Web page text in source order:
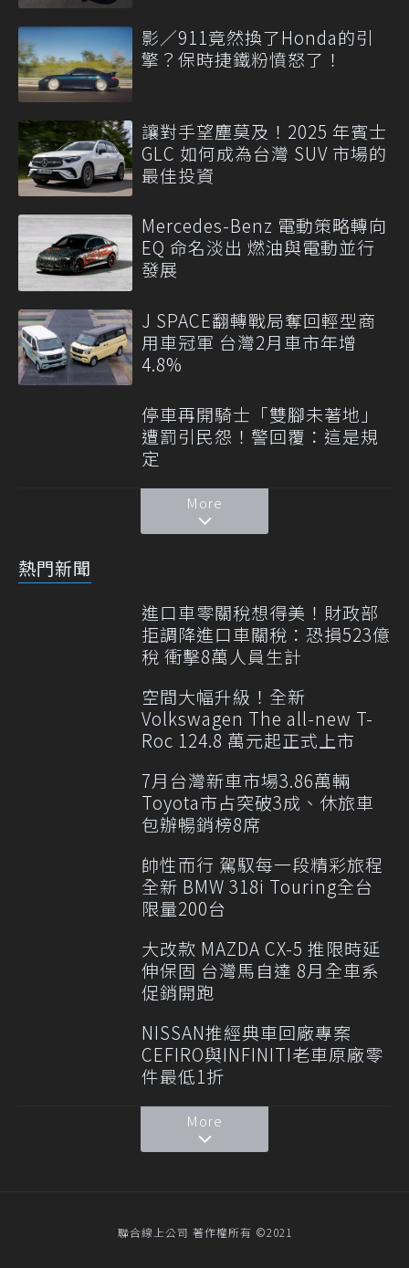
影／911竟然換了Honda的引
擎？保時捷鐵粉憤怒了！
讓對手望塵莫及！2025 年賓士
GLC 如何成為台灣 SUV 市場的
最佳投資
Mercedes-Benz 電動策略轉向
EQ 命名淡出 燃油與電動並行
發展
J SPACE翻轉戰局奪回輕型商
用車冠軍 台灣2月車市年增
4.8%
停車再開騎士「雙腳未著地」
遭罰引民怨！警回覆：這是規
定
More
熱門新聞
進口車零關稅想得美！財政部
拒調降進口車關稅：恐損523億
稅 衝擊8萬人員生計
空間大幅升級！全新
Volkswagen The all-new T-
Roc 124.8 萬元起正式上市
7月台灣新車市場3.86萬輛
Toyota市占突破3成、休旅車
包辦暢銷榜8席
帥性而行 駕馭每一段精彩旅程
全新 BMW 318i Touring全台
限量200台
大改款 MAZDA CX-5 推限時延
伸保固 台灣馬自達 8月全車系
促銷開跑
NISSAN推經典車回廠專案
CEFIRO與INFINITI老車原廠零
件最低1折
More
聯合線上公司 著作權所有 ©2021